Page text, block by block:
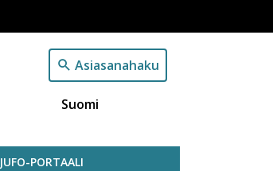
Asiasanahaku
Suomi
JUFO-PORTAALI